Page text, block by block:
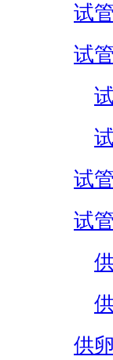
试
试
试
试
供